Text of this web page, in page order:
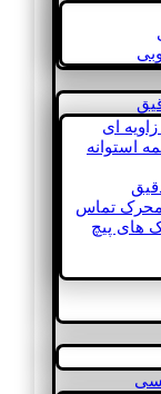
ای
استوانه
محرک تماس
های پیچ